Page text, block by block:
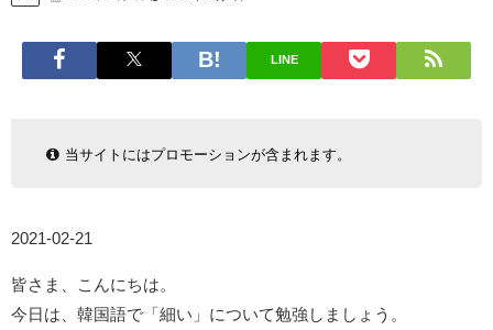
LINE
当サイトにはプロモーションが含まれます。
2021-02-21
皆さま、こんにちは。
今日は、韓国語で「細い」について勉強しましょう。